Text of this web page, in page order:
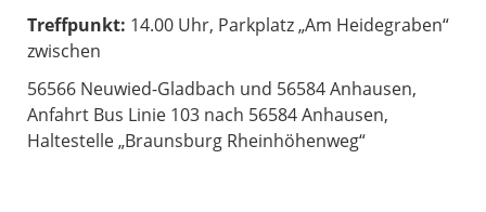
Treffpunkt: 14.00 Uhr, Parkplatz „Am Heidegraben“
zwischen
56566 Neuwied-Gladbach und 56584 Anhausen,
Anfahrt Bus Linie 103 nach 56584 Anhausen,
Haltestelle „Braunsburg Rheinhöhenweg“